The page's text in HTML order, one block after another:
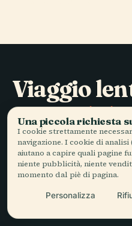
Viaggio
raccontato
RESTA AGGIORNATO
Una piccola richiesta
I cookie strettamente
navigazione. I cookie di
aiutano a capire quali pagine
niente pubblicità, niente
momento dal piè di pagina.
Personalizza